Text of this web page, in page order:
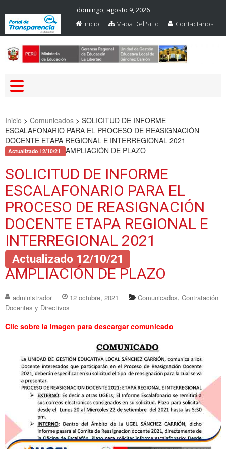
domingo, agosto 9, 2026
Inicio
Mapa Del Sitio Contactanos
Inicio > Comunicados > SOLICITUD DE INFORME
ESCALAFONARIO PARA EL PROCESO DE REASIGNACIÓN
DOCENTE ETAPA REGIONAL E INTERREGIONAL 2021
Actualizado 12/10/21 AMPLIACIÓN DE PLAZO
SOLICITUD DE INFORME
ESCALAFONARIO PARA EL
PROCESO DE REASIGNACIÓN
DOCENTE ETAPA REGIONAL E
INTERREGIONAL 2021
Actualizado 12/10/21
AMPLIACIÓN DE PLAZO
administrador 12 octubre, 2021 Comunicados, Contratación
Docentes y Directivos
Clic sobre la imagen para descargar comunicado